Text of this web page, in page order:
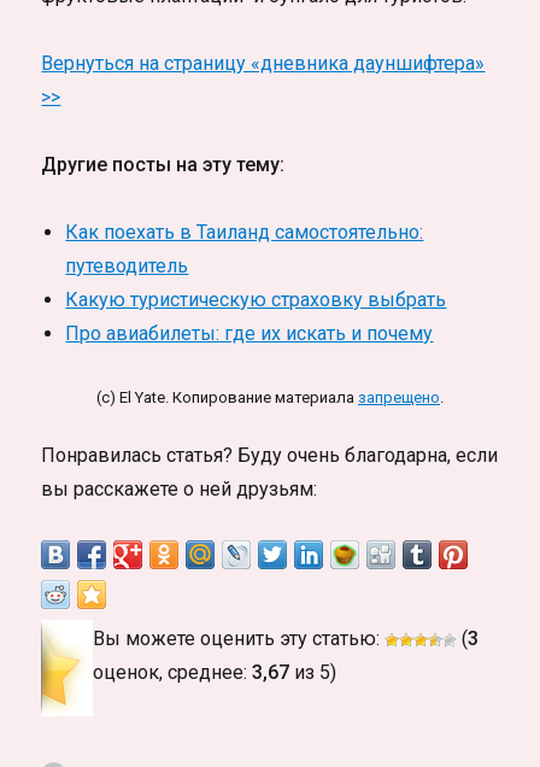
Вернуться на страницу «дневника дауншифтера»
>>
Другие посты на эту тему:
Как поехать в Таиланд самостоятельно:
путеводитель
Какую туристическую страховку выбрать
Про авиабилеты: где их искать и почему
(c) El Yate. Копирование материала запрещено.
Понравилась статья? Буду очень благодарна, если
вы расскажете о ней друзьям:
Вы можете оценить эту статью: (3
оценок, среднее:3,67 из 5)